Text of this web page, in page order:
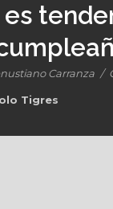
Carranza /
Tigres